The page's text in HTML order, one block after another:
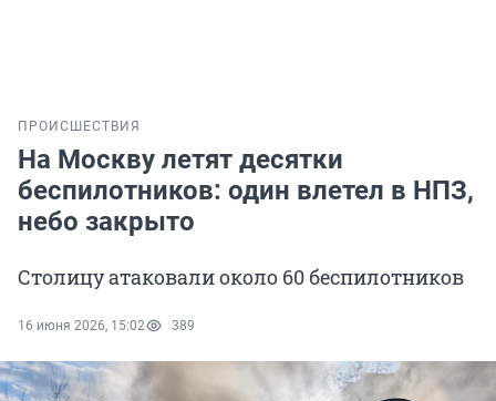
ПРОИСШЕСТВИЯ
На Москву летят десятки
беспилотников: один влетел в НПЗ,
небо закрыто
Столицу атаковали около 60 беспилотников
16 июня 2026, 15:02 389